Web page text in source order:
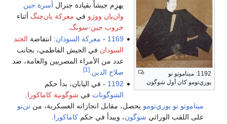
1192: ميناموتو نو
يوري‌تومو كان أول شوگون
يهزِم جيشاً بقيادة جنرال أسرة جين
وان‌يان ووژو في معركة يان‌چنگ أثناء
حروب جين-سونگ
1169
- معركة السودان: انتفاضة الجند
السودان في الجيش الفاطمي، بجانب
عدد من الأمراء المصريين والعامة، ضد
صلاح الدين [1]
1192 - في اليابان، بدأ حكم
الشوگونات في شوگونية كاماكورا.
ميناموتو نو يوري‌تومو يحصل، مقابل انجازاته العسكرية، منتن‌نو
على اللقب الوراثي شوگون، ويبدأ في حكمكاماكورا.